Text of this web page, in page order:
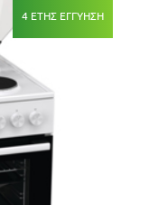
4 ΕΤΗΣ ΕΓΓΥΗΣΗ